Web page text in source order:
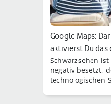
Google Maps:
aktivierst Du das
Schwarzsehen
negativ besetzt,
technologischen